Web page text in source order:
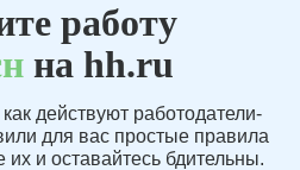
работу
на hh.ru
действуют работодатели-
для вас простые правила
их и оставайтесь бдительны.